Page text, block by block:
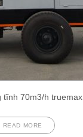
tĩnh 70m3/h truemax
READ MORE